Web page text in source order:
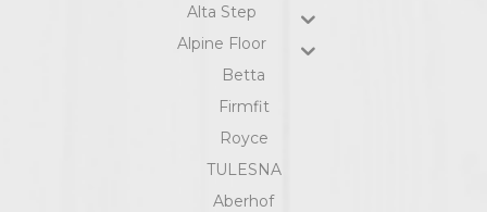
Alta Step
Alpine Floor
Betta
Firmfit
Royce
TULESNA
Aberhof